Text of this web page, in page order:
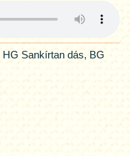
HG Sankírtan dás, BG